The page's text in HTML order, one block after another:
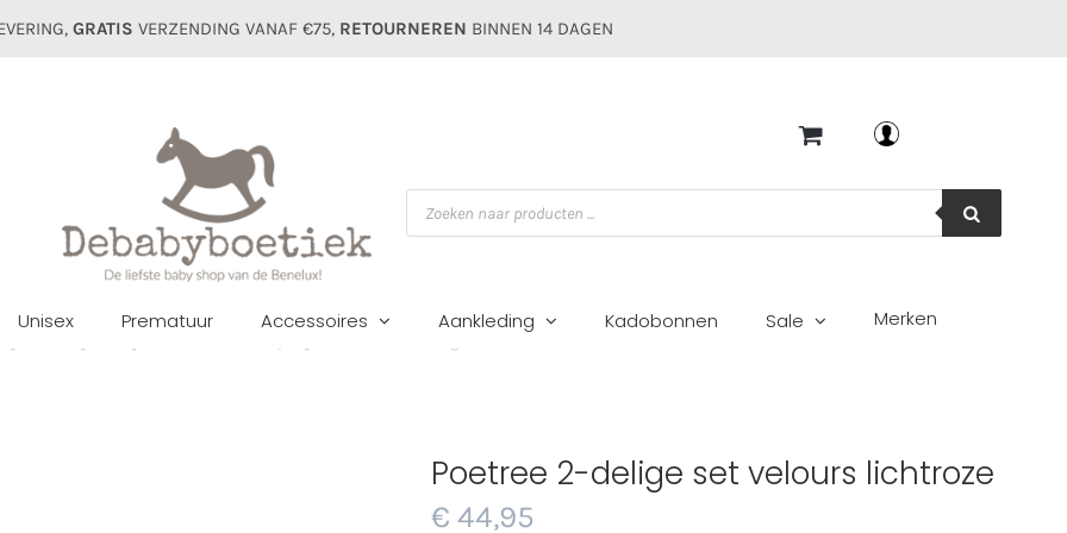
GRATIS VERZENDING VANAF €75, RETOURNEREN BINNEN 14 DAGEN
Producten
zoeken
Unisex Prematuur Accessoires Aankleding Kadobonnen Sale Merken
Poetree 2-delige set velours lichtroze
€ 44,95